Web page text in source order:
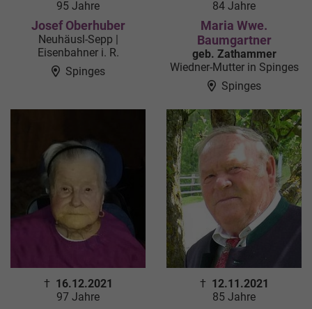
95 Jahre
Josef Oberhuber
Neuhäusl-Sepp |
Eisenbahner i. R.
Spinges
84 Jahre
Maria Wwe.
Baumgartner
geb. Zathammer
Wiedner-Mutter in Spinges
Spinges
† 16.12.2021
97 Jahre
† 12.11.2021
85 Jahre